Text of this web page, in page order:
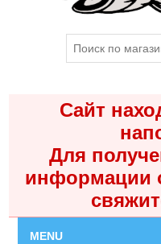
Сайт
Для
информации
MENU